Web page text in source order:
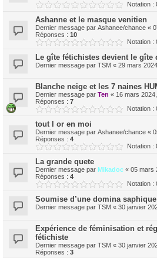
Notation :
Ashanne et le masque venitien
Dernier message par Ashanee/chance «
Réponses : 10
Notation :
Le gîte fétichistes devient le
Dernier message par TSM « 29 mars
Blanche neige et les 7 naines
Dernier message par Ten « 16 mars
Réponses : 7
Notation :
tout l or en moi
Dernier message par Ashanee/chance «
Réponses : 4
Notation :
La grande quete
Dernier message par Mikadoc « 05 mars
Réponses : 4
Notation :
Soumise d’une domina saphique
Dernier message par TSM « 30 janvier
Expérience de féminisation et
fétichiste
Dernier message par TSM « 30 janvier
Réponses : 3